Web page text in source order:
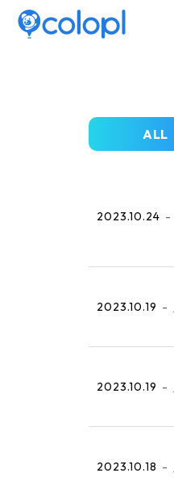
ALL
2023.10.24
2023.10.19
2023.10.19
2023.10.18